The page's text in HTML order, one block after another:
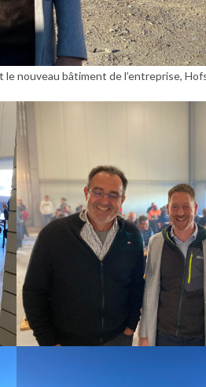
nouveau bâtiment de l’entreprise,